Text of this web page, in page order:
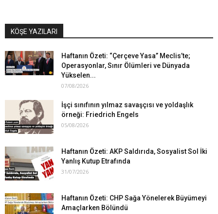
KÖŞE YAZILARI
Haftanın Özeti: “Çerçeve Yasa” Meclis’te;
Operasyonlar, Sınır Ölümleri ve Dünyada
Yükselen...
07/08/2026
İşçi sınıfının yılmaz savaşçısı ve yoldaşlık
örneği: Friedrich Engels
05/08/2026
Haftanın Özeti: AKP Saldırıda, Sosyalist Sol İki
Yanlış Kutup Etrafında
31/07/2026
Haftanın Özeti: CHP Sağa Yönelerek Büyümeyi
Amaçlarken Bölündü